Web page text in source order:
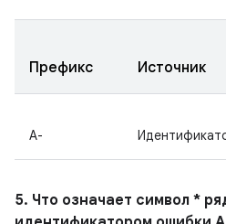
Префикс Источник
A-
5. Что означает символ *